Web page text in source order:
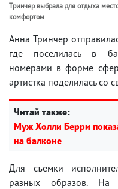
Тринчер выбрала для отдыха
комфортом
Анна Тринчер
где поселилась в
номерами в форме
артистка поделилась со
Читай также:
Муж Холли Берри
на балконе
Для съемки
разных образов. На